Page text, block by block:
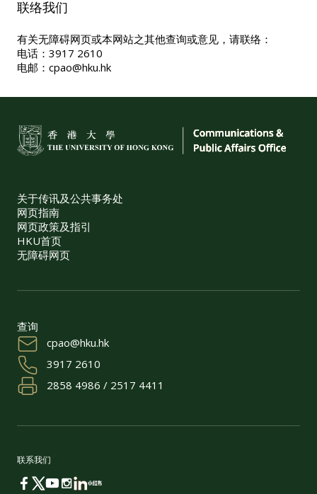
联络我们
有关无障碍网页或本网站之其他查询或意见，请联络：
电话：3917 2610
电邮： cpao@hku.hk
关于传讯及公共事务处
网页指南
网页政策及指引
HKU首页
无障碍网页
查询
cpao@hku.hk
3917 2610
2858 4986 / 2517 4411
联系我们